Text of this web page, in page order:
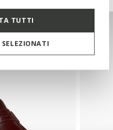
TUTTI
SELEZIONATI